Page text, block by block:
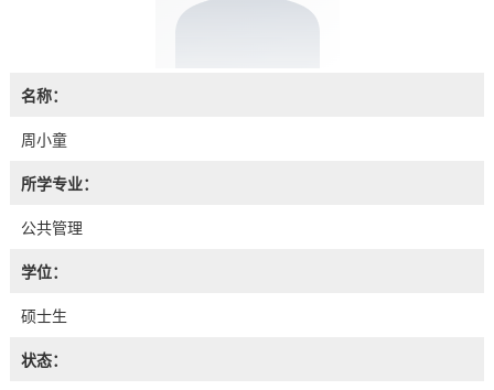
名称：
周小童
所学专业：
公共管理
学位：
硕士生
状态：